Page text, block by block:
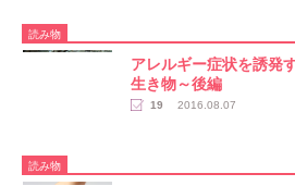
読み物
アレルギー症状を誘発
生き物～後編
19 2016.08.07
読み物